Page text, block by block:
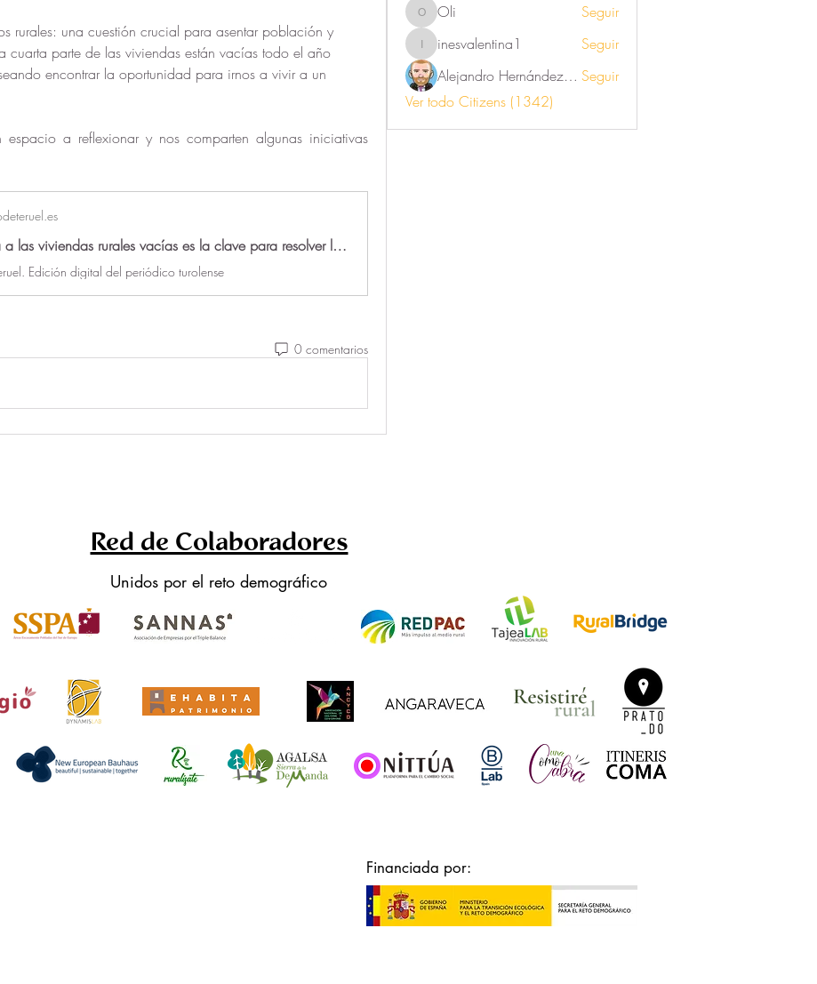
rurales: una cuestión crucial para asentar población y
parte de las viviendas están vacías todo el año
encontrar la oportunidad para irnos a vivir a un
espacio a reflexionar y nos comparten algunas iniciativas
Dar salida a las viviendas rurales vacías es la clave para resolver la falta de alojamientos
Edición digital del periódico turolense
0 comentarios
Oli Oli Seguir
inesvalentina1
inesvalentina1
Seguir
Alejandro Hernández Renner Seguir
Ver todo Citizens (1342)
Red de Colaboradores
Unidos por el reto demográfico
Financiada por: